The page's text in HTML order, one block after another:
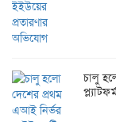
চালু